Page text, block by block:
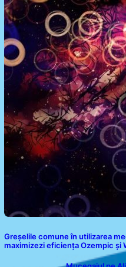
Greșelile comune în utilizarea
maximizezi eficiența Ozempic și